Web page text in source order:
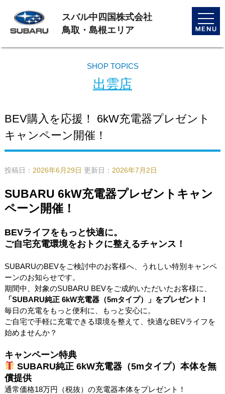
toggle
スバル中四国株式会社
鳥取・島根エリア
SHOP TOPICS
出雲店
BEV購入を応援！ 6kW充電器プレゼント
キャンペーン開催！
投稿日： 2026年6月29日 更新日： 2026年7月2日
SUBARU 6kW充電器プレゼントキャン
ペーン開催！
BEVライフをもっと快適に。
ご自宅充電環境をおトクに整えるチャンス！
SUBARUのBEVをご検討中のお客様へ、うれしい特別キャンペ
ーンのお知らせです。
期間中、対象のSUBARU BEVをご成約いただいたお客様に、
「SUBARU純正6kW充電器（5mタイプ）」をプレゼント！
毎日の充電をもっと便利に、もっと安心に。
ご自宅で手軽に充電できる環境を整えて、快適なBEVライフを
始めませんか？
キャンペーン特典
SUBARU純正 6kW充電器（5mタイプ）本体を無
償提供
通常価格18万円（税抜）の充電器本体をプレゼント！